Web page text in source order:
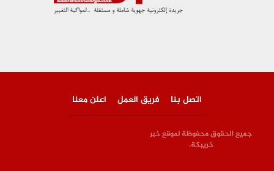
اتصل بنا فريق العمل اعلن معنا
جميع الحقوق محفوظة لموقع خبر
خريبكة.